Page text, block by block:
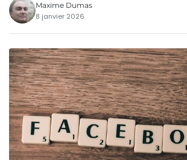
Maxime Dumas
8 janvier 2026